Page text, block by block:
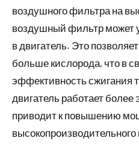
воздушного фильтра на
воздушный фильтр может
в двигатель. Это
больше кислорода, что в
эффективность сжигания
двигатель работает
приводит к повышению
высокопроизводительного